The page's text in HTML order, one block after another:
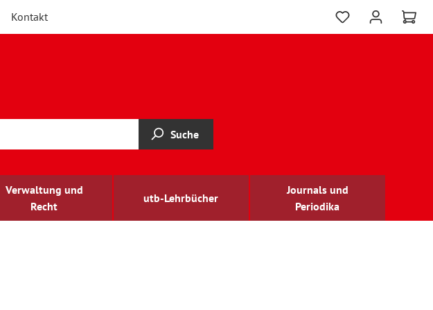
Kontakt
Suche
Verwaltung und
Recht
utb-Lehrbücher
Journals und
Periodika